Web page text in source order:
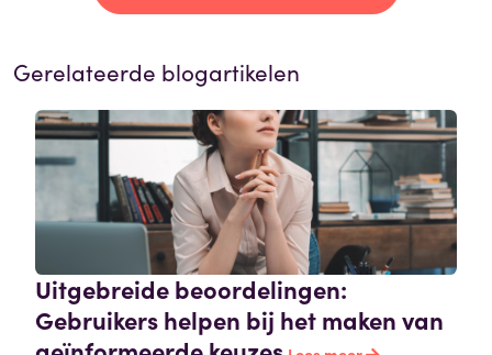
Gerelateerde blogartikelen
Uitgebreide beoordelingen:
Gebruikers helpen bij het maken van